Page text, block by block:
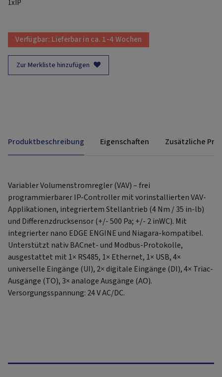
1xIP
Verfügbar: Lieferbar in ca. 1-4 Wochen
Zur Merkliste hinzufügen
Produktbeschreibung Eigenschaften Zusätzliche
Variabler Volumenstromregler (VAV) – frei
programmierbarer IP-Controller mit vorinstallierten VAV-
Applikationen, integriertem Stellantrieb (4 Nm / 35 in-lb)
und Differenzdrucksensor (+/- 500 Pa; +/- 2 inWC). Mit
integrierter nano EDGE ENGINE und Niagara-kompatibel.
Unterstützt nativ BACnet- und Modbus-Protokolle,
ausgestattet mit 1× RS485, 1× Ethernet, 1× USB, 4×
universelle Eingänge (UI), 2× digitale Eingänge (DI), 4× Triac-
Ausgänge (TO), 3× analoge Ausgänge (AO).
Versorgungsspannung: 24 V AC/DC.